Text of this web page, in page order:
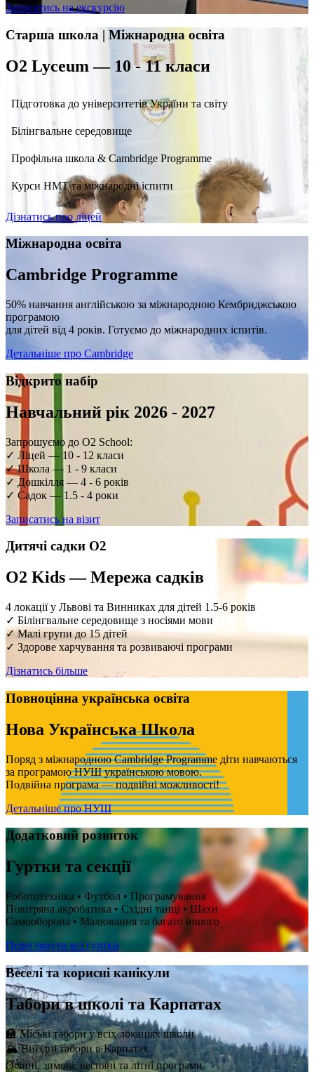
Записатись на екскурсію
Старша школа | Міжнародна освіта
O2 Lyceum — 10 - 11 класи
Підготовка до університетів України та світу
Білінгвальне середовище
Профільна школа & Cambridge Programme
Курси НМТ та міжнародні іспити
Дізнатись про ліцей
Міжнародна освіта
Cambridge Programme
50% навчання англійською за міжнародною Кембриджською
програмою
для дітей від 4 років. Готуємо до міжнародних іспитів.
Детальніше про Cambridge
Відкрито набір
Навчальний рік 2026 - 2027
Запрошуємо до O2 School:
✓ Ліцей — 10 - 12 класи
✓ Школа — 1 - 9 класи
✓ Дошкілля — 4 - 6 років
✓ Садок — 1.5 - 4 роки
Записатись на візит
Дитячі садки O2
O2 Kids — Мережа садків
4 локації у Львові та Винниках для дітей 1.5-6 років
✓ Білінгвальне середовище з носіями мови
✓ Малі групи до 15 дітей
✓ Здорове харчування та розвиваючі програми
Дізнатись більше
Повноцінна українська освіта
Нова Українська Школа
Поряд з міжнародною Cambridge Programme діти навчаються
за програмою НУШ українською мовою.
Подвійна програма — подвійні можливості!
Детальніше про НУШ
Додатковий розвиток
Гуртки та секції
Робототехніка • Футбол • Програмування
Повітряна акробатика • Східні танці • Шахи
Самооборона • Малювання та багато іншого
Переглянути всі гуртки
Веселі та корисні канікули
Табори в школі та Карпатах
🏫 Міські табори у всіх локаціях школи
🏔️ Виїздні табори в Карпатах
Осінні, зимові, весняні та літні програми